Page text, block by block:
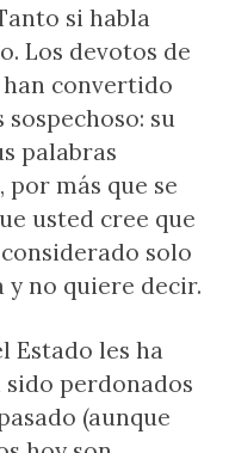
si habla
Los devotos de
convertido
su
palabras
por más que se
usted cree que
solo
no quiere decir.
Estado les ha
perdonados
(aunque